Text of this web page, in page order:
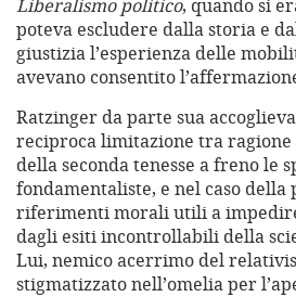
Liberalismo politico, quando si
poteva escludere dalla storia e
giustizia l’esperienza delle
avevano consentito
Ratzinger da parte sua
reciproca limitazione tra ragione
della seconda tenesse a freno le
fondamentaliste, e nel caso
riferimenti morali utili a
dagli esiti incontrollabili della
Lui, nemico acerrimo del
stigmatizzato nell’omelia per